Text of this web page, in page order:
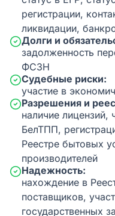
регистрации,
ликвидации,
Долги и
задолженность
ФСЗН
Судебные риски:
участие в
Разрешения и
наличие
БелТПП,
Реестре бытовых
производителей
Надежность:
нахождение в
поставщиков,
государственных